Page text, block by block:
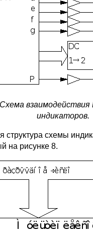
индикаторов.
структура схемы
на рисунке 8.